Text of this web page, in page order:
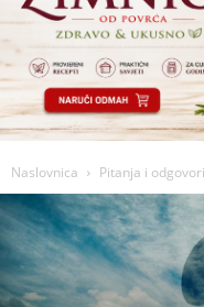
Naslovnica Pitanja i odgovori